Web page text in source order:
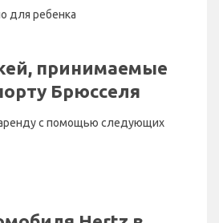
для ребенка
принимаемые
Брюсселя
с помощью следующих